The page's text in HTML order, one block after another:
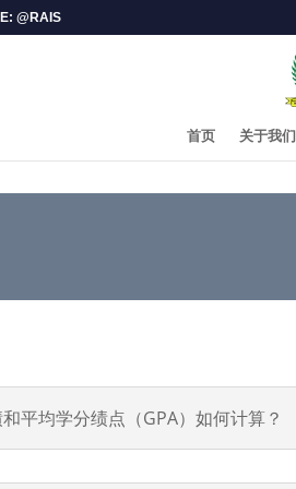
@RAIS
首页 关于我们
平均学分绩点（GPA）如何计算？